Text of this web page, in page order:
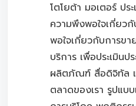
โตโยต้า มอเตอร์ ปร
ความพึงพอใจเกี่ย
พอใจเกี่ยวกับการข
บริการ เพื่อประเมินป
ผลิตภัณฑ์ สื่อดิจิทัล
ตลาดของเรา รูปแบ